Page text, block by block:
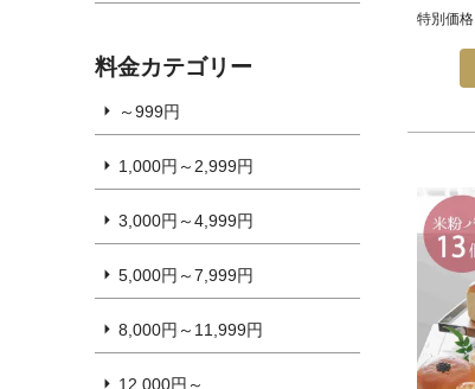
料金カテゴリー
～999円
1,000円～2,999円
3,000円～4,999円
5,000円～7,999円
8,000円～11,999円
12,000円～
特別価格